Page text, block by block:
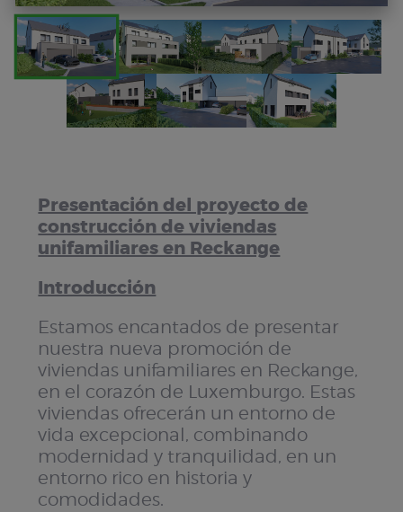
Presentación del proyecto de
construcción de viviendas
unifamiliares en Reckange
Introducción
Estamos encantados de presentar
nuestra nueva promoción de
viviendas unifamiliares en Reckange,
en el corazón de Luxemburgo. Estas
viviendas ofrecerán un entorno de
vida excepcional, combinando
modernidad y tranquilidad, en un
entorno rico en historia y
comodidades.